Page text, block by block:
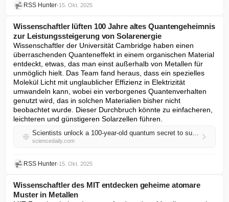
RSS Hunter•15. Okt. 2025
Wissenschaftler lüften 100 Jahre altes Quantengeheimnis
zur Leistungssteigerung von Solarenergie
Wissenschaftler der Universität Cambridge haben einen
überraschenden Quanteneffekt in einem organischen Material
entdeckt, etwas, das man einst außerhalb von Metallen für
unmöglich hielt. Das Team fand heraus, dass ein spezielles
Molekül Licht mit unglaublicher Effizienz in Elektrizität
umwandeln kann, wobei ein verborgenes Quantenverhalten
genutzt wird, das in solchen Materialien bisher nicht
beobachtet wurde. Dieser Durchbruch könnte zu einfacheren,
leichteren und günstigeren Solarzellen führen.
Scientists unlock a 100-year-old quantum secret to supercharge solar power
sciencedaily.com
RSS Hunter•15. Okt. 2025
Wissenschaftler des MIT entdecken geheime atomare
Muster in Metallen